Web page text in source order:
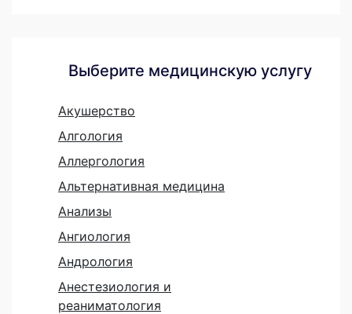
Выберите медицинскую услугу
Акушерство
Алгология
Аллергология
Альтернативная медицина
Анализы
Ангиология
Андрология
Анестезиология и
реаниматология